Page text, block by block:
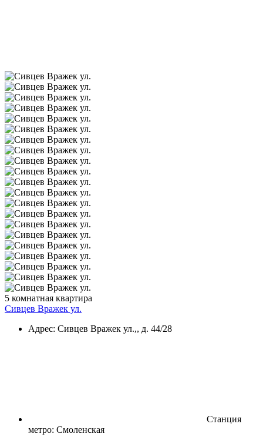
5 комнатная квартира
Сивцев Вражек ул.
Адрес: Сивцев Вражек ул.,, д. 44/28
Станция
метро: Смоленская